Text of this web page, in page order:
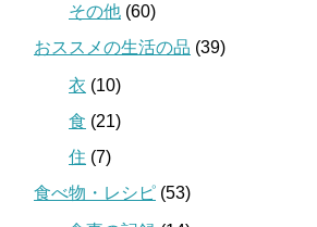
その他 (60)
おススメの生活の品 (39)
衣 (10)
食 (21)
住 (7)
食べ物・レシピ (53)